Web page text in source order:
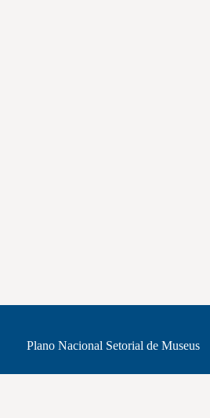
Plano Nacional Setorial de Museus